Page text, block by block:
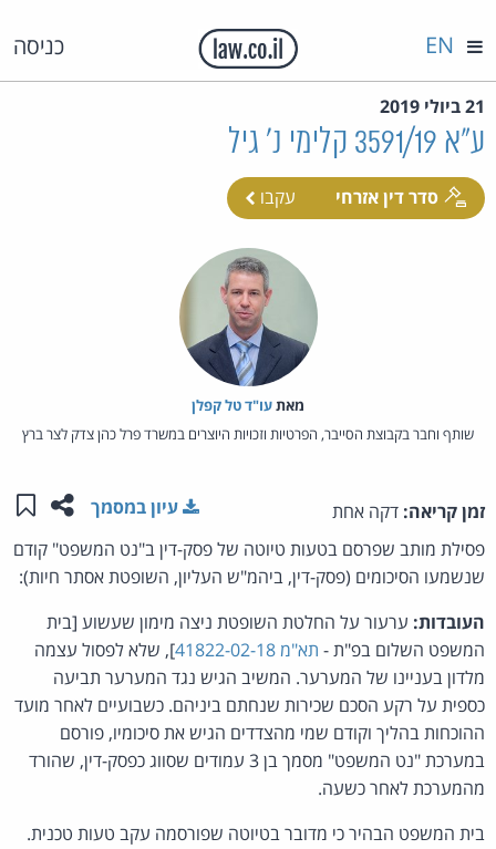
כניסה EN
21 ביולי 2019
ע"א 3591/19 קלימי נ' גיל
סדר דין אזרחי עקבו
מאת‏עו"ד טל קפלן
שותף וחבר בקבוצת הסייבר, הפרטיות וזכויות היוצרים במשרד פרל כהן צדק לצר ברץ
זמן קריאה: דקה אחת שתפו
עיון במסמך
פסילת מותב שפרסם בטעות טיוטה של פסק-דין ב"נט המשפט" קודם
שנשמעו הסיכומים (פסק-דין, ביהמ"ש העליון, השופטת אסתר חיות):
העובדות: ערעור על החלטת השופטת ניצה מימון שעשוע [בית
המשפט השלום בפ"ת - תא"מ 41822-02-18
], שלא לפסול עצמה
מלדון בעניינו של המערער. המשיב הגיש נגד המערער תביעה
כספית על רקע הסכם שכירות שנחתם ביניהם. כשבועיים לאחר מועד
ההוכחות בהליך וקודם שמי מהצדדים הגיש את סיכומיו, פורסם
במערכת "נט המשפט" מסמך בן 3 עמודים שסווג כפסק-דין, שהורד
מהמערכת לאחר כשעה.
בית המשפט הבהיר כי מדובר בטיוטה שפורסמה עקב טעות טכנית.